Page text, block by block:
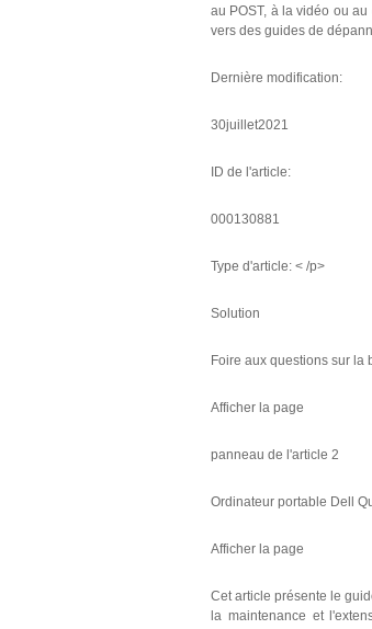
au POST, à la vidéo ou
vers des guides de
Dernière modification:
30juillet2021
ID de l'article:
000130881
Type d'article: < /p>
Solution
Foire aux questions sur la
Afficher la page
panneau de l'article 2
Ordinateur portable Dell
Afficher la page
Cet article présente le
la maintenance et